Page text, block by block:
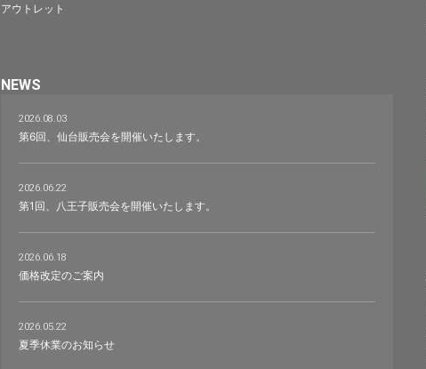
アウトレット
NEWS
2026.08.03
第6回、仙台販売会を開催いたします。
2026.06.22
第1回、八王子販売会を開催いたします。
2026.06.18
価格改定のご案内
2026.05.22
夏季休業のお知らせ